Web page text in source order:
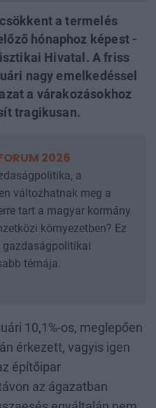
a termelés
hónaphoz képest -
Hivatal. A friss
nagy emelkedéssel
a várakozásokhoz
tragikusan.
2026
a
változhatnak meg a
tart a magyar kormány
környezetben? Ez
témája.
10,1%-os, meglepően
érkezett, vagyis igen
építőipar
az ágazatban